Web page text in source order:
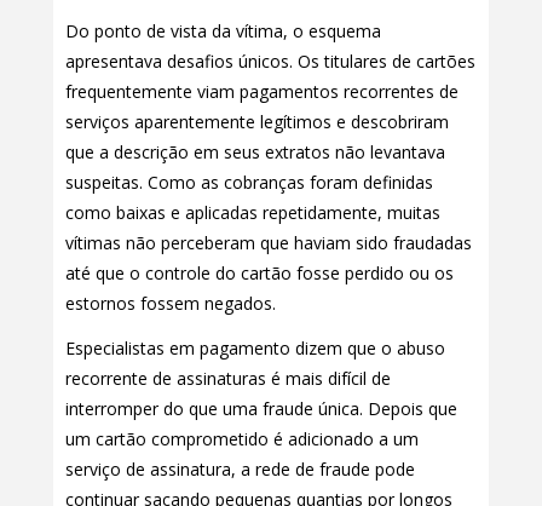
Do ponto de vista da vítima, o esquema
apresentava desafios únicos. Os titulares de cartões
frequentemente viam pagamentos recorrentes de
serviços aparentemente legítimos e descobriram
que a descrição em seus extratos não levantava
suspeitas. Como as cobranças foram definidas
como baixas e aplicadas repetidamente, muitas
vítimas não perceberam que haviam sido fraudadas
até que o controle do cartão fosse perdido ou os
estornos fossem negados.
Especialistas em pagamento dizem que o abuso
recorrente de assinaturas é mais difícil de
interromper do que uma fraude única. Depois que
um cartão comprometido é adicionado a um
serviço de assinatura, a rede de fraude pode
continuar sacando pequenas quantias por longos